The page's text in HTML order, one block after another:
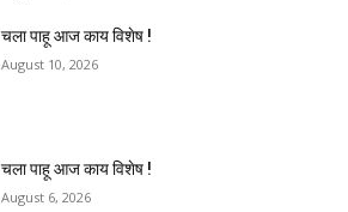
चला पाहू आज काय विशेष !
August 10, 2026
चला पाहू आज काय विशेष !
August 6, 2026